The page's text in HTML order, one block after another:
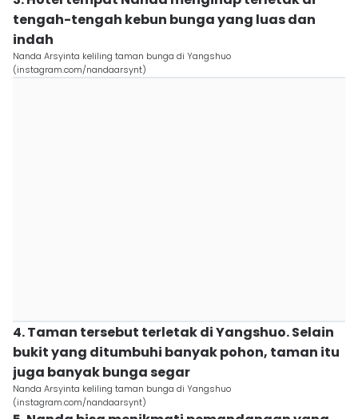
tengah-tengah kebun bunga yang luas dan
indah
Nanda Arsyinta keliling taman bunga di Yangshuo
(instagram.com/nandaarsynt)
4. Taman tersebut terletak di Yangshuo. Selain
bukit yang ditumbuhi banyak pohon, taman itu
juga banyak bunga segar
Nanda Arsyinta keliling taman bunga di Yangshuo
(instagram.com/nandaarsynt)